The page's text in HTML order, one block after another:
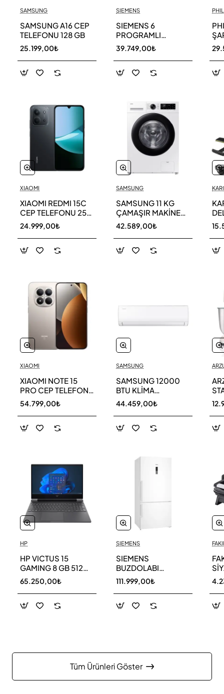
SAMSUNG
SAMSUNG A16 CEP
TELEFONU 128 GB
25.199,00₺
XIAOMI
XIAOMI REDMI 15C
CEP TELEFONU 256
GB
24.999,00₺
XIAOMI
XIAOMI NOTE 15
PRO CEP TELEFONU
256 GB
54.799,00₺
HP
HP VICTUS 15
GAMING 8 GB 512
GB SSD LAPTOP
FA0011NT 80D33EA
65.250,00₺
SIEMENS
SIEMENS 6
PROGRAMLI
BULAŞIK MAKİNESİ
SN216W00DT
39.749,00₺
SAMSUNG
SAMSUNG 11 KG
ÇAMAŞIR MAKİNESİ
WW11DG5B25AEAH
42.589,00₺
SAMSUNG
SAMSUNG 12000
BTU KLİMA
AR40F12C0AM SK
44.459,00₺
SIEMENS
SIEMENS
BUZDOLABI
KG86NCWE0N
111.999,00₺
11
Tüm Ürünleri Göster